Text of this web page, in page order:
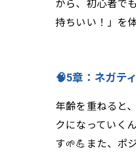
から、初心者で
持ちいい！」を
🧠5章：ネガテ
年齢を重ねると
クになっていく
す🌱💪また、ポ